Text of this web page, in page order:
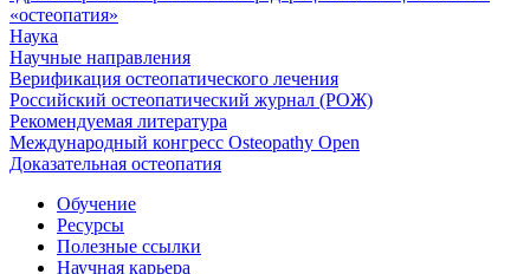
«остеопатия»
Наука
Научные направления
Верификация остеопатического лечения
Российский остеопатический журнал (РОЖ)
Рекомендуемая литература
Международный конгресс Osteopathy Open
Доказательная остеопатия
Обучение
Ресурсы
Полезные ссылки
Научная карьера